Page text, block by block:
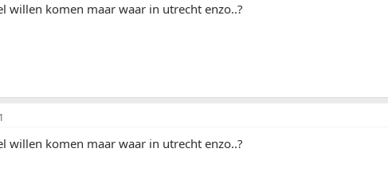
willen komen maar waar in utrecht enzo..?
willen komen maar waar in utrecht enzo..?